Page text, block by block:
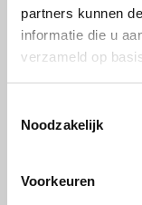
partners kunnen
informatie die u
verzameld op
Noodzakelijk
Voorkeuren
Handig om